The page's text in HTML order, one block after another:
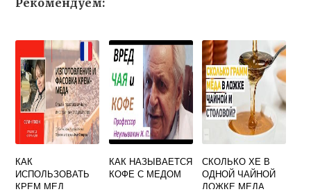
Рекомендуем:
КАК
ИСПОЛЬЗОВАТЬ
КРЕМ МЕД
КАК НАЗЫВАЕТСЯ
КОФЕ С МЕДОМ
СКОЛЬКО ХЕ В
ОДНОЙ ЧАЙНОЙ
ЛОЖКЕ МЕДА